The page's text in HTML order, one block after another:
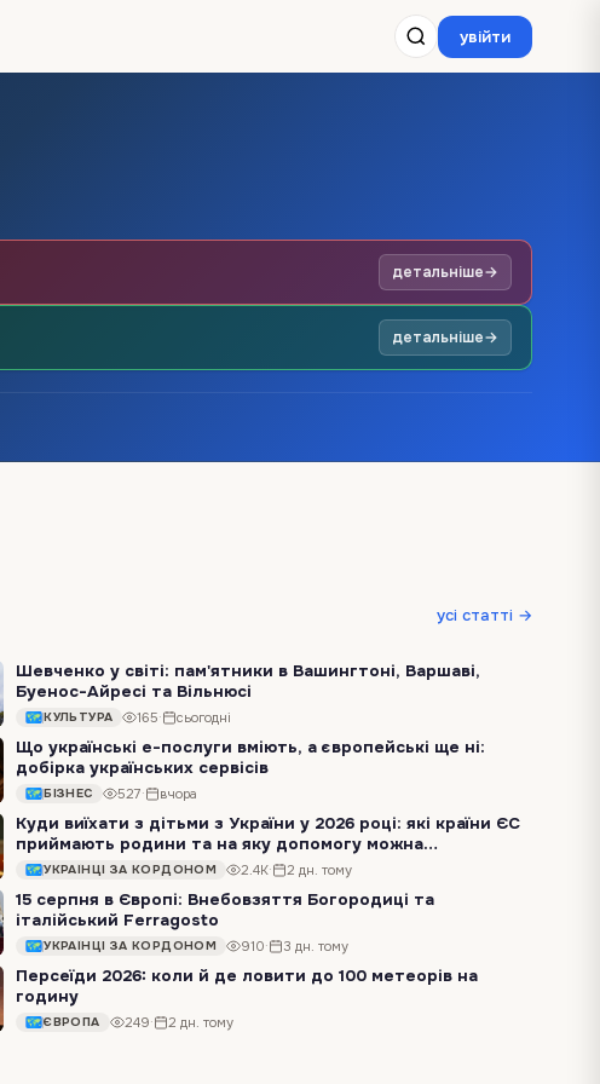
увійти
детальніше→
детальніше→
усі статті →
Шевченко у світі: пам'ятники в Вашингтоні, Варшаві,
Буенос-Айресі та Вільнюсі
КУЛЬТУРА 165· сьогодні
Що українські e-послуги вміють, а європейські ще ні:
добірка українських сервісів
БІЗНЕС 527· вчора
Куди виїхати з дітьми з України у 2026 році: які країни ЄС
приймають родини та на яку допомогу можна
розраховувати
УКРАЇНЦІ ЗА КОРДОНОМ 2.4K· 2 дн. тому
15 серпня в Європі: Внебовзяття Богородиці та
італійський Ferragosto
УКРАЇНЦІ ЗА КОРДОНОМ 910· 3 дн. тому
Персеїди 2026: коли й де ловити до 100 метеорів на
годину
ЄВРОПА 249· 2 дн. тому